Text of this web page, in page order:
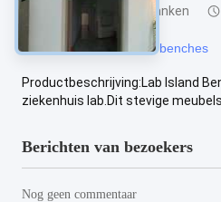
Laboratoriumwerkbanken
customizable lab work benches
Productbeschrijving:Lab Island
ziekenhuis lab.Dit stevige
Berichten van bezoekers
Nog geen commentaar